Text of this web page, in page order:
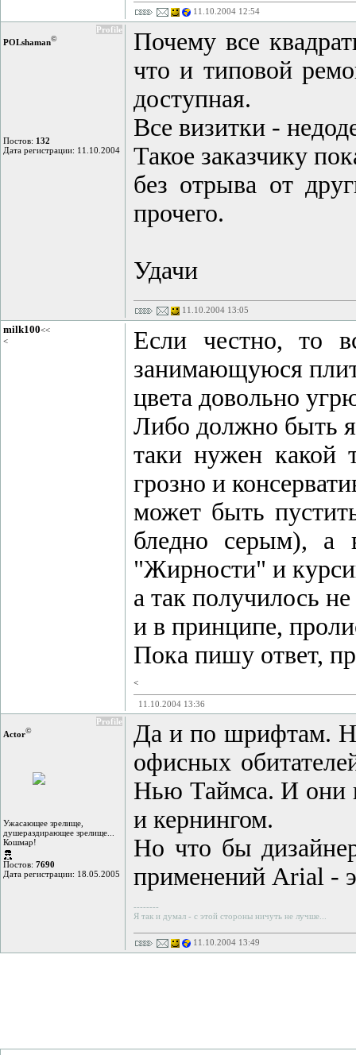
11.10.2004 12:54
Profile
POLshaman©
Постов: 132
Дата регистрации: 11.10.2004
Почему все
что и типовой
доступная.
Все визитки -
Такое заказчику
без отрыва от
прочего.
Удачи
11.10.2004 13:05
milk100<<
<
Если честно, то
занимающуюся
цвета довольно
Либо должно быть
таки нужен какой
грозно и
может быть
бледно серым), а
"Жирности" и
а так получилось
и в принципе,
Пока пишу ответ,
<
11.10.2004 13:36
Profile
Actor©
Ужасающее зрелище,
душераздирающее зрелище...
Кошмар!
Постов: 7690
Дата регистрации: 18.05.2005
Да и по шрифтам.
офисных
Нью Таймса. И они
и кернингом.
Но что бы
применений Arial -
--------
Я так и думал - с этой стороны ничуть не лучше...
11.10.2004 13:49